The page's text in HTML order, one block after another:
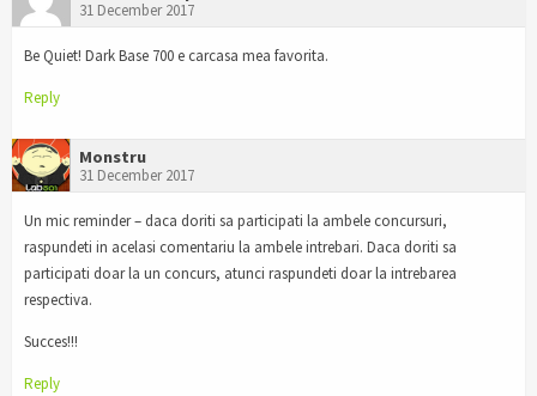
31 December 2017
Be Quiet! Dark Base 700 e carcasa mea favorita.
Reply
Monstru
31 December 2017
Un mic reminder – daca doriti sa participati la ambele concursuri,
raspundeti in acelasi comentariu la ambele intrebari. Daca doriti sa
participati doar la un concurs, atunci raspundeti doar la intrebarea
respectiva.
Succes!!!
Reply